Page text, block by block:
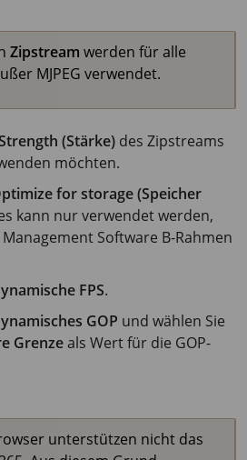
Zipstream werden für alle
MJPEG verwendet.
(Stärke) des Zipstreams
möchten.
for storage (Speicher
kann nur verwendet werden,
Software B-Rahmen
FPS.
GOP und wählen Sie
Grenzeals Wert für die GOP-
unterstützen nicht das